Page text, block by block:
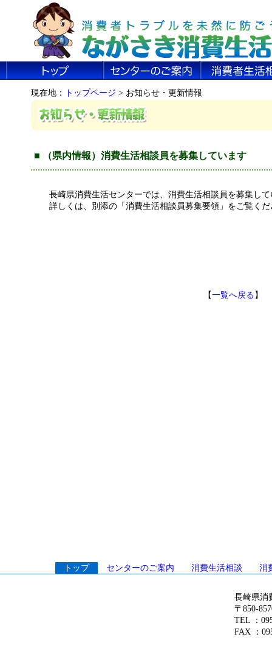
現在地： トップページ > お知らせ・更新情報
■ （県内情報）消費生活相談員を募集しています
長崎県消費生活センターでは、消費生活相談員を募集し
詳しくは、別添の「消費生活相談員募集要領」をご覧く
【一覧へ戻る 】
トップ センターのご案内 消費生活相談 消
長崎県消
〒850-
TEL ：
FAX ：